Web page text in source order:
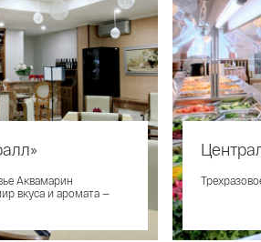
Аквамарин
вкуса и аромата —